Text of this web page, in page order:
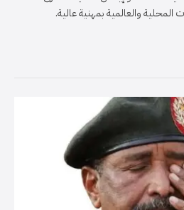
المحلية والعالمية بمهنية عالية.